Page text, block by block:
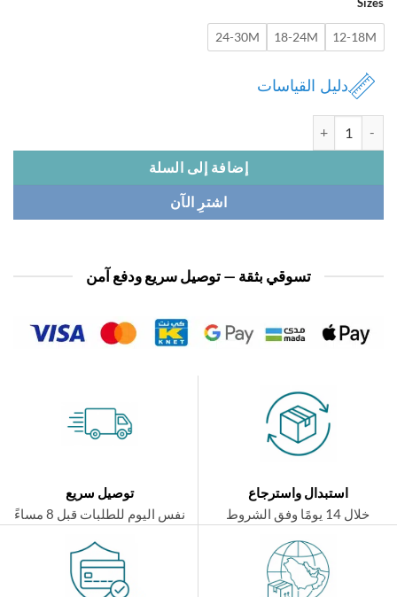
12-
18-24M
24-30M
دليل القياسات
إضافة إلى السلة
اشترِ الآن
تسوقي بثقة — توصيل سريع ودفع آمن
استبدال واسترجاع
توصيل سريع
نفس اليوم للطلبات قبل 8 مساءً